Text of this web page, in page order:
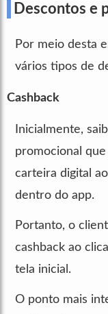
Descontos e
Por meio desta
vários tipos de
Cashback
Inicialmente,
promocional
carteira digital
dentro do app.
Portanto, o
cashback ao
tela inicial.
O ponto mais